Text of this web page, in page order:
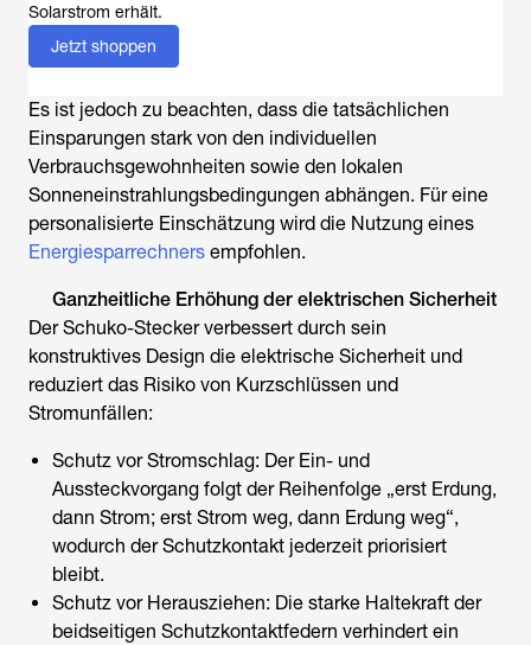
Solarstrom erhält.
Jetzt shoppen
Es ist jedoch zu beachten, dass die tatsächlichen
Einsparungen stark von den individuellen
Verbrauchsgewohnheiten sowie den lokalen
Sonneneinstrahlungsbedingungen abhängen. Für eine
personalisierte Einschätzung wird die Nutzung eines
Energiesparrechners empfohlen.
Ganzheitliche Erhöhung der elektrischen Sicherheit
Der Schuko-Stecker verbessert durch sein
konstruktives Design die elektrische Sicherheit und
reduziert das Risiko von Kurzschlüssen und
Stromunfällen:
Schutz vor Stromschlag: Der Ein- und
Aussteckvorgang folgt der Reihenfolge „erst Erdung,
dann Strom; erst Strom weg, dann Erdung weg“,
wodurch der Schutzkontakt jederzeit priorisiert
bleibt.
Schutz vor Herausziehen: Die starke Haltekraft der
beidseitigen Schutzkontaktfedern verhindert ein